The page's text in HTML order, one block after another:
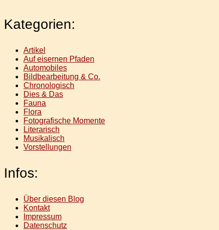
Kategorien:
Artikel
Auf eisernen Pfaden
Automobiles
Bildbearbeitung & Co.
Chronologisch
Dies & Das
Fauna
Flora
Fotografische Momente
Literarisch
Musikalisch
Vorstellungen
Infos:
Über diesen Blog
Kontakt
Impressum
Datenschutz